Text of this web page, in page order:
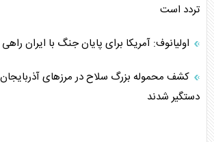
تردد است
اولیانوف: آمریکا برای پایان جنگ با ایران
دستگیر شدند